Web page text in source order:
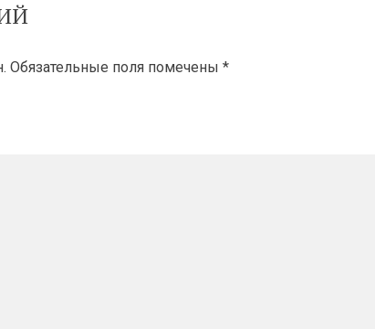
Обязательные поля помечены *